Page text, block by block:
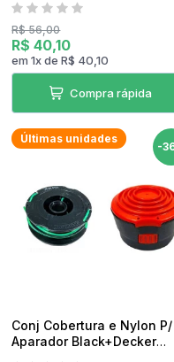
R$ 56,00
R$ 40,10
em1xdeR$ 40,10
Compra rápida
-
Últimas unidades
Conj Cobertura e Nylon P/
Aparador Black+Decker